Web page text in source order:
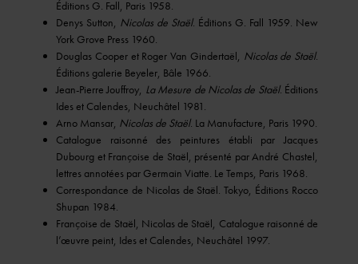
Éditions G. Fall, Paris 1958.
Denys Sutton, Nicolas de Staël. Éditions G. Fall 1959. New
York Grove Press 1960.
Douglas Cooper et Roger Van Gindertaël, Nicolas de Staël.
Éditions galerie Beyeler, Bâle 1966.
Jean-Pierre Jouffroy, La Mesure de Nicolas de Staël. Éditions
Ides et Calendes, Neuchâtel 1981.
Arno Mansar, Nicolas de Staël. La Manufacture, Paris 1990.
Catalogue raisonné des peintures établi par Jacques
Dubourg et Françoise de Staël, présenté par André Chastel,
lettres annotées par Germain Viatte. Le Temps, Paris 1968.
Correspondance de Nicolas de Staël. Tokyo, Éditions Rocco
Shupan 1984.
Françoise de Staël, Nicolas de Staël, Catalogue raisonné de
l’œuvre peint, Ides et Calendes, Neuchâtel 1997.